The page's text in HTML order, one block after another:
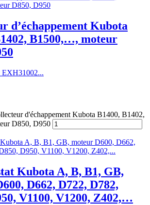
d’échappement Kubota
B1500,…, moteur
EXH31002...
d'échappement Kubota B1400, B1402,
D850, D950
Kubota A, B, B1, GB,
D662, D722, D782,
V1100, V1200, Z402,…